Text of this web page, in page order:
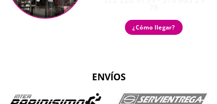
¿Cómo llegar?
ENVÍOS